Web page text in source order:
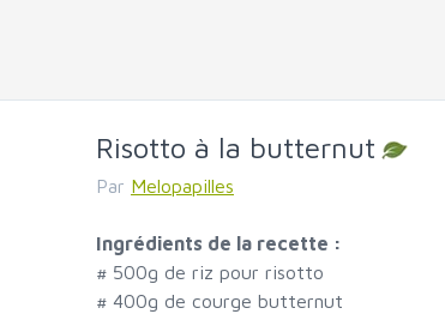
Risotto à la butternut
Par Melopapilles
Ingrédients de la recette :
# 500g de riz pour risotto
# 400g de courge butternut